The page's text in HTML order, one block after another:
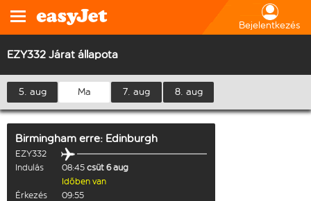
Bejelentkezés
EZY332 Járat állapota
5. aug Ma 7. aug 8. aug
Birmingham erre: Edinburgh
EZY332
Indulás
08:45 csüt 6 aug
Időben van
Érkezés
09:55